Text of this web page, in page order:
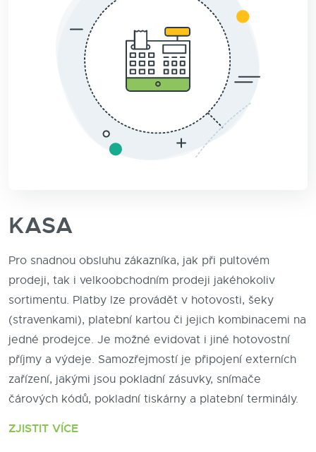
KASA
Pro snadnou obsluhu zákazníka, jak při pultovém
prodeji, tak i velkoobchodním prodeji jakéhokoliv
sortimentu. Platby lze provádět v hotovosti, šeky
(stravenkami), platební kartou či jejich kombinacemi na
jedné prodejce. Je možné evidovat i jiné hotovostní
příjmy a výdeje. Samozřejmostí je připojení externích
zařízení, jakými jsou pokladní zásuvky, snímače
čárových kódů, pokladní tiskárny a platební terminály.
ZJISTIT VÍCE